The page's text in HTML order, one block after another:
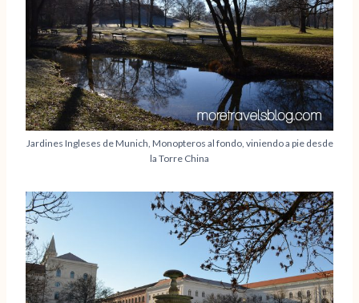
Jardines Ingleses de Munich, Monopteros al fondo, viniendo a pie desde
la Torre China